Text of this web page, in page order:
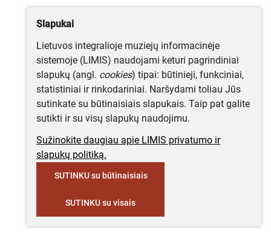
Slapukai
Lietuvos integralioje muziejų informacinėje
sistemoje (LIMIS) naudojami keturi pagrindiniai
slapukų (angl. cookies) tipai: būtinieji, funkciniai,
statistiniai ir rinkodariniai. Naršydami toliau Jūs
sutinkate su būtinaisiais slapukais. Taip pat galite
sutikti ir su visų slapukų naudojimu.
Sužinokite daugiau apie LIMIS privatumo ir
slapukų politiką.
SUTINKU su būtinaisiais
SUTINKU su visais